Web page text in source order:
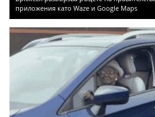
приложения като Waze и Google Maps